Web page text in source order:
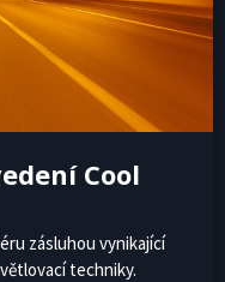
Cool
zásluhou vynikající
techniky.